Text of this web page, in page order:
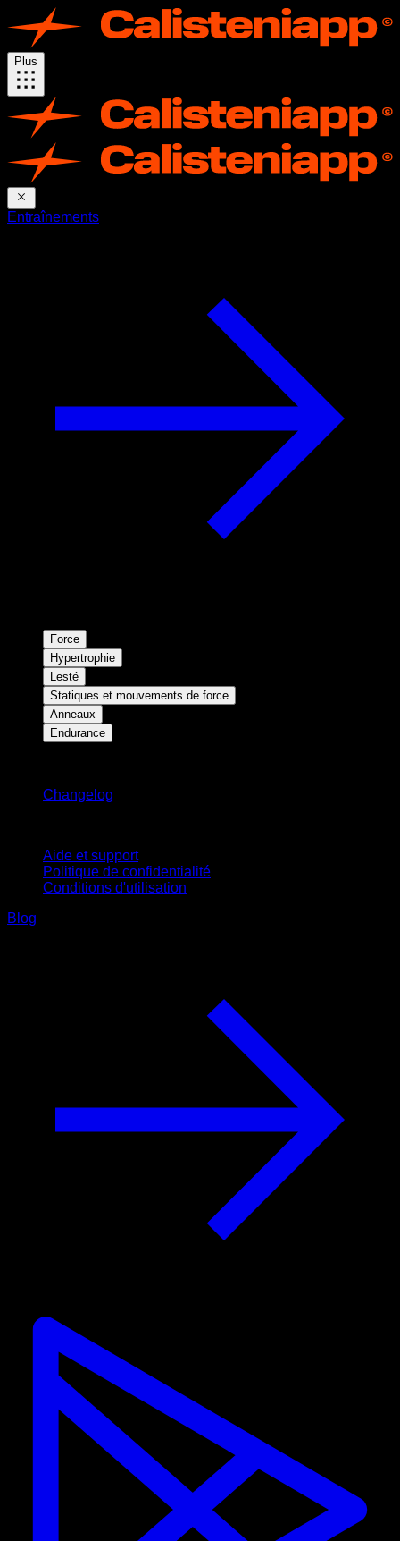
Plus
Entraînements
Force
Hypertrophie
Lesté
Statiques et mouvements de force
Anneaux
Endurance
Changelog
Aide et support
Politique de confidentialité
Conditions d'utilisation
Blog